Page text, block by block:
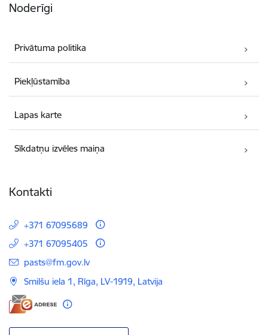
Noderīgi
Privātuma politika
Piekļūstamība
Lapas karte
Sīkdatņu izvēles maiņa
Kontakti
+371 67095689
+371 67095405
E-pasts:
pasts@fm.gov.lv
Smilšu iela 1, Rīga, LV-1919, Latvija